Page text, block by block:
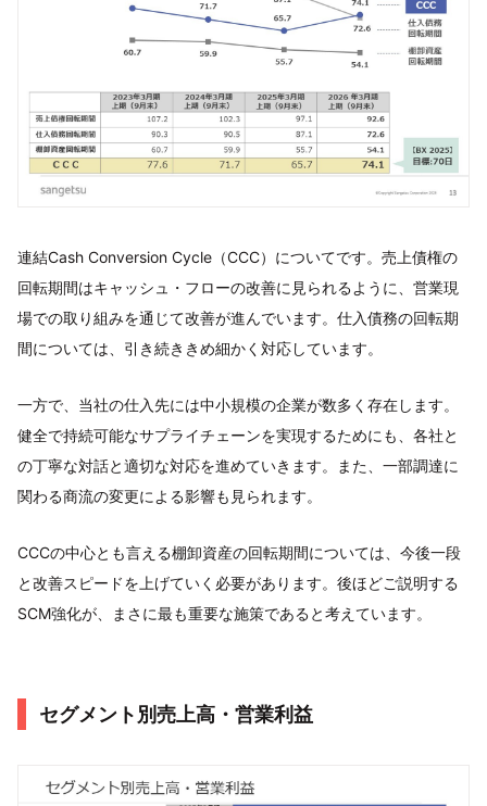
連結Cash Conversion Cycle（CCC）についてです。売上債権の
回転期間はキャッシュ・フローの改善に見られるように、営業現
場での取り組みを通じて改善が進んでいます。仕入債務の回転期
間については、引き続ききめ細かく対応しています。
一方で、当社の仕入先には中小規模の企業が数多く存在します。
健全で持続可能なサプライチェーンを実現するためにも、各社と
の丁寧な対話と適切な対応を進めていきます。また、一部調達に
関わる商流の変更による影響も見られます。
CCCの中心とも言える棚卸資産の回転期間については、今後一段
と改善スピードを上げていく必要があります。後ほどご説明する
SCM強化が、まさに最も重要な施策であると考えています。
セグメント別売上高・営業利益